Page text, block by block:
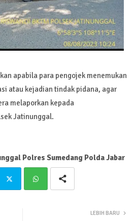
apabila para pengojek menemukan
atau kejadian tindak pidana, agar
melaporkan kepada
Jatinunggal.
Polres Sumedang Polda Jabar
LEBIH BARU